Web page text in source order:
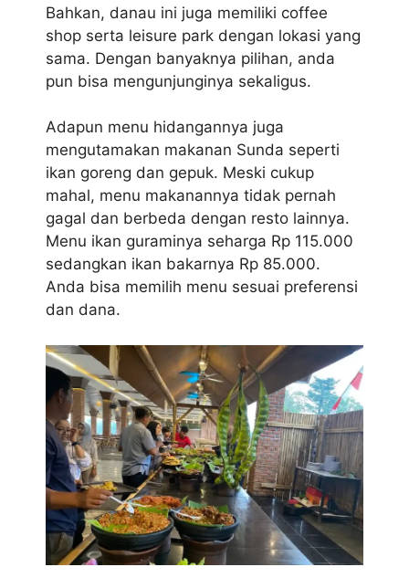
Bahkan, danau ini juga memiliki coffee
shop serta leisure park dengan lokasi yang
sama. Dengan banyaknya pilihan, anda
pun bisa mengunjunginya sekaligus.
Adapun menu hidangannya juga
mengutamakan makanan Sunda seperti
ikan goreng dan gepuk. Meski cukup
mahal, menu makanannya tidak pernah
gagal dan berbeda dengan resto lainnya.
Menu ikan guraminya seharga Rp 115.000
sedangkan ikan bakarnya Rp 85.000.
Anda bisa memilih menu sesuai preferensi
dan dana.